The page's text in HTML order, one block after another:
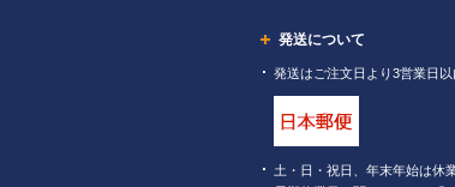
発送について
発送はご注文日より3営業日
土・日・祝日、年末年始は休